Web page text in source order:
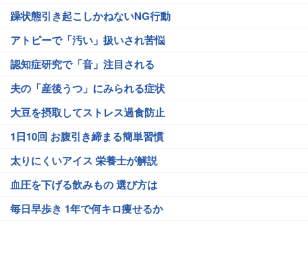
躁状態引き起こしかねないNG行動
アトピーで「汚い」扱いされ苦悩
認知症研究で「音」注目される
夫の「産後うつ」にみられる症状
大豆を摂取してストレス過食防止
1日10回 お腹引き締まる簡単習慣
太りにくいアイス 栄養士が解説
血圧を下げる飲みもの 選び方は
毎日早歩き 1年で何キロ痩せるか